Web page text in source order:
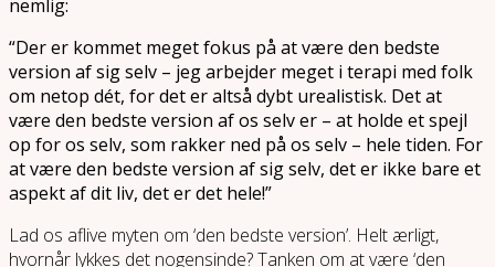
nemlig:
“Der er kommet meget fokus på at være den bedste
version af sig selv – jeg arbejder meget i terapi med folk
om netop dét, for det er altså dybt urealistisk. Det at
være den bedste version af os selv er – at holde et spejl
op for os selv, som rakker ned på os selv – hele tiden. For
at være den bedste version af sig selv, det er ikke bare et
aspekt af dit liv, det er det hele!”
Lad os aflive myten om ‘den bedste version’. Helt ærligt,
hvornår lykkes det nogensinde? Tanken om at være ‘den